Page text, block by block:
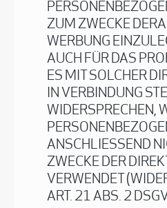
ZUM ZWECKE
WERBUNG
AUCH FÜR DAS
ES MIT SOLCHER
IN VERBINDUNG
WIDERSPRECHEN,
ANSCHLIESSEND
ZWECKE DER
VERWENDET
ART. 21 ABS. 2